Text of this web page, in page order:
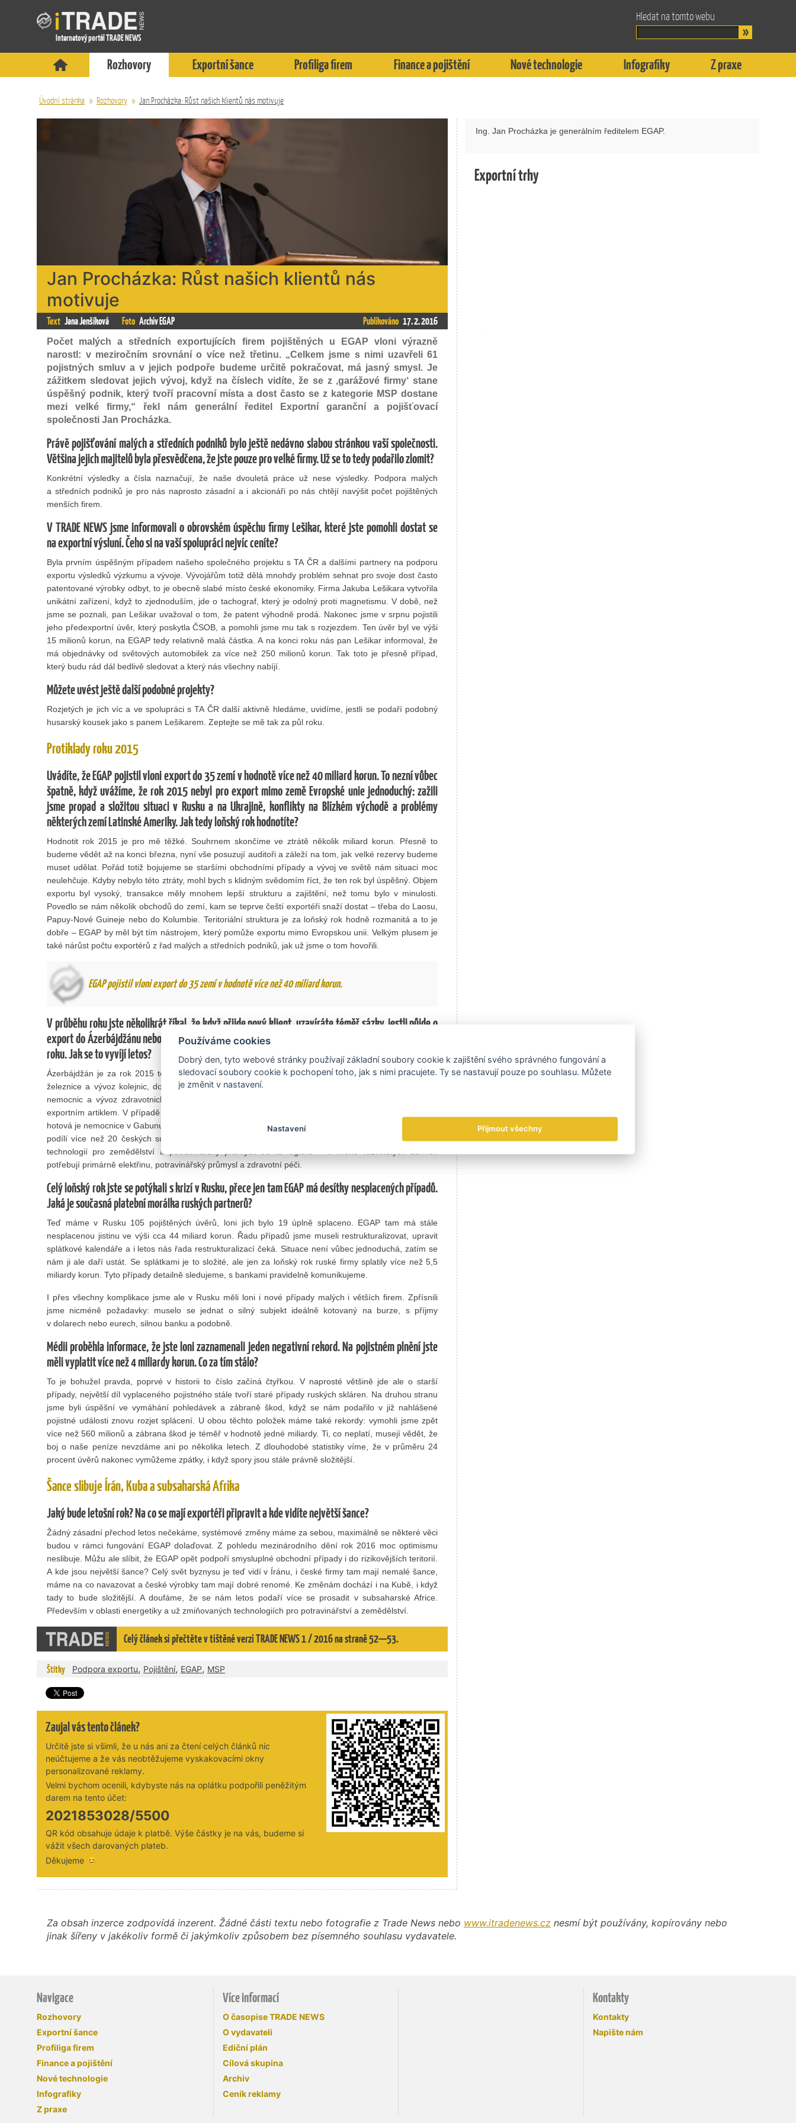
Internetový portál TRADE NEWS
Hledat na tomto webu
Rozhovory Exportní šance Profiliga firem Finance a pojištění Nové technologie Infografiky Z praxe
Úvodní stránka » Rozhovory » Jan Procházka: Růst našich klientů nás motivuje
Jan Procházka: Růst našich klientů nás
motivuje
Text Jana Jenšíková Foto Archiv EGAP Publikováno 17. 2. 2016
Počet malých a středních exportujících firem pojištěných u EGAP vloni výrazně
narostl: v meziročním srovnání o více než třetinu. „Celkem jsme s nimi uzavřeli 61
pojistných smluv a v jejich podpoře budeme určitě pokračovat, má jasný smysl. Je
zážitkem sledovat jejich vývoj, když na číslech vidíte, že se z ‚garážové firmy‘ stane
úspěšný podnik, který tvoří pracovní místa a dost často se z kategorie MSP dostane
mezi velké firmy,“ řekl nám generální ředitel Exportní garanční a pojišťovací
společnosti Jan Procházka.
Právě pojišťování malých a středních podniků bylo ještě nedávno slabou stránkou vaší společnosti.
Většina jejich majitelů byla přesvědčena, že jste pouze pro velké firmy. Už se to tedy podařilo zlomit?
Konkrétní výsledky a čísla naznačují, že naše dvouletá práce už nese výsledky. Podpora malých
a středních podniků je pro nás naprosto zásadní a i akcionáři po nás chtějí navýšit počet pojištěných
menších firem.
V TRADE NEWS jsme informovali o obrovském úspěchu firmy Lešikar, které jste pomohli dostat se
na exportní výsluní. Čeho si na vaší spolupráci nejvíc ceníte?
Byla prvním úspěšným případem našeho společného projektu s TA ČR a dalšími partnery na podporu
exportu výsledků výzkumu a vývoje. Vývojářům totiž dělá mnohdy problém sehnat pro svoje dost často
patentované výrobky odbyt, to je obecně slabé místo české ekonomiky. Firma Jakuba Lešikara vytvořila
unikátní zařízení, když to zjednoduším, jde o tachograf, který je odolný proti magnetismu. V době, než
jsme se poznali, pan Lešikar uvažoval o tom, že patent výhodně prodá. Nakonec jsme v srpnu pojistili
jeho předexportní úvěr, který poskytla ČSOB, a pomohli jsme mu tak s rozjezdem. Ten úvěr byl ve výši
15 milionů korun, na EGAP tedy relativně malá částka. A na konci roku nás pan Lešikar informoval, že
má objednávky od světových automobilek za více než 250 milionů korun. Tak toto je přesně případ,
který budu rád dál bedlivě sledovat a který nás všechny nabíjí.
Můžete uvést ještě další podobné projekty?
Rozjetých je jich víc a ve spolupráci s TA ČR další aktivně hledáme, uvidíme, jestli se podaří podobný
husarský kousek jako s panem Lešikarem. Zeptejte se mě tak za půl roku.
Protiklady roku 2015
Uvádíte, že EGAP pojistil vloni export do 35 zemí v hodnotě více než 40 miliard korun. To nezní vůbec
špatně, když uvážíme, že rok 2015 nebyl pro export mimo země Evropské unie jednoduchý: zažili
jsme propad a složitou situaci v Rusku a na Ukrajině, konflikty na Blízkém východě a problémy
některých zemí Latinské Ameriky. Jak tedy loňský rok hodnotíte?
Hodnotit rok 2015 je pro mě těžké. Souhrnem skončíme ve ztrátě několik miliard korun. Přesně to
budeme vědět až na konci března, nyní vše posuzují auditoři a záleží na tom, jak velké rezervy budeme
muset udělat. Pořád totiž bojujeme se staršími obchodními případy a vývoj ve světě nám situaci moc
neulehčuje. Kdyby nebylo této ztráty, mohl bych s klidným svědomím říct, že ten rok byl úspěšný. Objem
exportu byl vysoký, transakce měly mnohem lepší strukturu a zajištění, než tomu bylo v minulosti.
Povedlo se nám několik obchodů do zemí, kam se teprve čeští exportéři snaží dostat – třeba do Laosu,
Papuy-Nové Guineje nebo do Kolumbie. Teritoriální struktura je za loňský rok hodně rozmanitá a to je
dobře – EGAP by měl být tím nástrojem, který pomůže exportu mimo Evropskou unii. Velkým plusem je
také nárůst počtu exportérů z řad malých a středních podniků, jak už jsme o tom hovořili.
EGAP pojistil vloni export do 35 zemí v hodnotě více než 40 miliard korun.
V průběhu roku jste několikrát říkal, že když přijde nový klient, uzavíráte téměř sázky, jestli půjde o
export do Ázerbájdžánu nebo o vývoz zdravotnické techniky, protože to byly hlavní trendy loňského
roku. Jak se to vyvíjí letos?
Ázerbájdžán je za rok 2015 teritoriálně jedničkou v našem portfoliu. Největší zakázkou je tam stavba
železnice a vývoz kolejnic, dodali jsme ale třeba i autobusy pro městskou dopravu v Baku. A stavby
nemocnic a vývoz zdravotnické techniky jsou, soudě podle našich výsledků v loňském roce, novým
exportním artiklem. V případě Laosu už jsme pojistili dvě stavby nemocnic, další v Papui-Nové Guineji,
hotová je nemocnice v Gabunu a o dalších možnostech jednáme. Na jedné takové stavbě nemocnice se
podílí více než 20 českých subdodavatelů. Dalším perspektivním oborem jsou pak dodávky českých
technologií pro zemědělství a potravinářský průmysl. Je to logické – v méně rozvinutých zemích
potřebují primárně elektřinu, potravinářský průmysl a zdravotní péči.
Celý loňský rok jste se potýkali s krizí v Rusku, přece jen tam EGAP má desítky nesplacených případů.
Jaká je současná platební morálka ruských partnerů?
Teď máme v Rusku 105 pojištěných úvěrů, loni jich bylo 19 úplně splaceno. EGAP tam má stále
nesplacenou jistinu ve výši cca 44 miliard korun. Řadu případů jsme museli restrukturalizovat, upravit
splátkové kalendáře a i letos nás řada restrukturalizací čeká. Situace není vůbec jednoduchá, zatím se
nám ji ale daří ustát. Se splátkami je to složité, ale jen za loňský rok ruské firmy splatily více než 5,5
miliardy korun. Tyto případy detailně sledujeme, s bankami pravidelně komunikujeme.
I přes všechny komplikace jsme ale v Rusku měli loni i nové případy malých i větších firem. Zpřísnili
jsme nicméně požadavky: muselo se jednat o silný subjekt ideálně kotovaný na burze, s příjmy
v dolarech nebo eurech, silnou banku a podobně.
Médii proběhla informace, že jste loni zaznamenali jeden negativní rekord. Na pojistném plnění jste
měli vyplatit více než 4 miliardy korun. Co za tím stálo?
To je bohužel pravda, poprvé v historii to číslo začíná čtyřkou. V naprosté většině jde ale o starší
případy, největší díl vyplaceného pojistného stále tvoří staré případy ruských skláren. Na druhou stranu
jsme byli úspěšní ve vymáhání pohledávek a zábraně škod, když se nám podařilo v již nahlášené
pojistné události znovu rozjet splácení. U obou těchto položek máme také rekordy: vymohli jsme zpět
více než 560 milionů a zábrana škod je téměř v hodnotě jedné miliardy. Ti, co neplatí, musejí vědět, že
boj o naše peníze nevzdáme ani po několika letech. Z dlouhodobé statistiky víme, že v průměru 24
procent úvěrů nakonec vymůžeme zpátky, i když spory jsou stále právně složitější.
Šance slibuje Írán, Kuba a subsaharská Afrika
Jaký bude letošní rok? Na co se mají exportéři připravit a kde vidíte největší šance?
Žádný zásadní přechod letos nečekáme, systémové změny máme za sebou, maximálně se některé věci
budou v rámci fungování EGAP dolaďovat. Z pohledu mezinárodního dění rok 2016 moc optimismu
neslibuje. Můžu ale slíbit, že EGAP opět podpoří smysluplné obchodní případy i do rizikovějších teritorií.
A kde jsou největší šance? Celý svět byznysu je teď vidí v Íránu, i české firmy tam mají nemalé šance,
máme na co navazovat a české výrobky tam mají dobré renomé. Ke změnám dochází i na Kubě, i když
tady to bude složitější. A doufáme, že se nám letos podaří více se prosadit v subsaharské Africe.
Především v oblasti energetiky a už zmiňovaných technologiích pro potravinářství a zemědělství.
Celý článek si přečtěte v tištěné verzi TRADE NEWS 1 / 2016 na straně 52—53.
Štítky Podpora exportu, Pojištění, EGAP, MSP
Zaujal vás tento článek?
Určitě jste si všimli, že u nás ani za čtení celých článků nic
neúčtujeme a že vás neobtěžujeme vyskakovacími okny
personalizované reklamy.
Velmi bychom ocenili, kdybyste nás na oplátku podpořili peněžitým
darem na tento účet:
2021853028/5500
QR kód obsahuje údaje k platbě. Výše částky je na vás, budeme si
vážit všech darovaných plateb.
Děkujeme 😊
Ing. Jan Procházka je generálním ředitelem EGAP.
Exportní trhy
Za obsah inzerce zodpovídá inzerent. Žádné části textu nebo fotografie z Trade News nebo www.itradenews.cz nesmí být používány, kopírovány nebo
jinak šířeny v jakékoliv formě či jakýmkoliv způsobem bez písemného souhlasu vydavatele.
Navigace
Rozhovory
Exportní šance
Profiliga firem
Finance a pojištění
Nové technologie
Infografiky
Z praxe
Více informací
O časopise TRADE NEWS
O vydavateli
Ediční plán
Cílová skupina
Archiv
Ceník reklamy
Kontakty
Kontakty
Napište nám
Používáme cookies
Dobrý den, tyto webové stránky používají základní soubory cookie k zajištění svého správného fungování a
sledovací soubory cookie k pochopení toho, jak s nimi pracujete. Ty se nastavují pouze po souhlasu. Můžete
je změnit v nastavení.
Nastavení Přijmout všechny